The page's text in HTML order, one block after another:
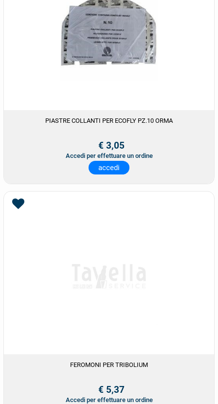
PIASTRE COLLANTI PER ECOFLY PZ.10 ORMA
€ 3,05
Accedi per effettuare un ordine
accedi
FEROMONI PER TRIBOLIUM
€ 5,37
Accedi per effettuare un ordine